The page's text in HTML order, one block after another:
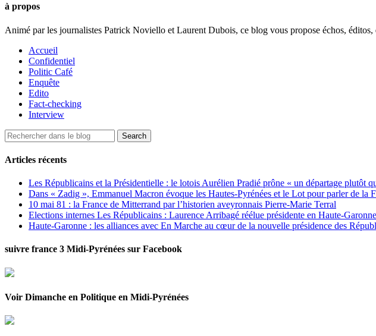
à propos
Animé par les journalistes Patrick Noviello et Laurent Dubois, ce blog vous propose échos,
Accueil
Confidentiel
Politic Café
Enquête
Edito
Fact-checking
Interview
Articles récents
Les Républicains et la Présidentielle : le lotois Aurélien Pradié prône « un départage plutôt
Dans « Zadig », Emmanuel Macron évoque les Hautes-Pyrénées et le Lot pour parler de la
10 mai 81 : la France de Mitterrand par l’historien aveyronnais Pierre-Marie Terral
Elections internes Les Républicains : Laurence Arribagé réélue présidente en Haute-Garonne
Haute-Garonne : les alliances avec En Marche au cœur de la nouvelle présidence des
suivre france 3 Midi-Pyrénées sur Facebook
Voir Dimanche en Politique en Midi-Pyrénées